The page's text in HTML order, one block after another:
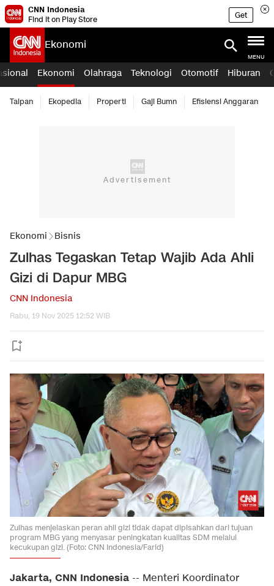
CNN Indonesia
Find it on Play Store
Get
Ekonomi
MENU
Ekonomi Olahraga Teknologi Otomotif Hiburan
Taipan Ekopedia Properti Gaji Bumn Efisiensi Anggaran
Ekonomi Bisnis
Zulhas Tegaskan Tetap Wajib Ada Ahli
Gizi di Dapur MBG
CNN Indonesia
Rabu, 19 Nov 2025 12:52 WIB
Zulhas menjelaskan peran ahli gizi tidak dapat dipisahkan dari tujuan
program MBG yang menyasar peningkatan kualitas SDM melalui
kecukupan gizi. (Foto: CNN Indonesia/Farid)
Jakarta, CNN Indonesia -- Menteri Koordinator